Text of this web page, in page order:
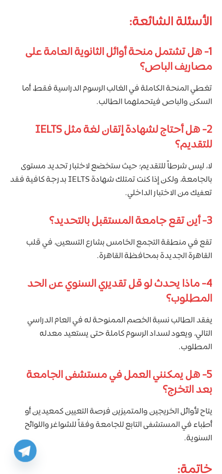
الأسئلة الشائعة:
1- هل تشتمل منحة أوائل الثانوية العامة على
مصاريف الباص؟
تغطي المنحة الكاملة في الغالب الرسوم الدراسية فقط، أما
السكن والباص فيتحملهما الطالب.
2-
هل أحتاج لشهادة إتقان لغة مثل IELTS
للتقديم؟
لا، ليس شرطاً للتقديم؛ حيث ستخضع لاختبار تحديد مستوى
بالجامعة، ولكن إذا كنت تمتلك شهادة IELTS بدرجة كافية فقد
تعفيك من الاختبار الداخلي.
3- أين تقع جامعة المستقبل بالتحديد؟
تقع في منطقة التجمع الخامس بشارع التسعين، في قلب
القاهرة الجديدة بمحافظة القاهرة.
4- ماذا يحدث لو قل تقديري السنوي عن الحد
المطلوب؟
يفقد الطالب نسبة الخصم الممنوحة له في العام الدراسي
التالي، ويعود لسداد الرسوم كاملة حتى يستعيد معدله
المطلوب.
5- هل يمكنني العمل في مستشفى الجامعة
بعد التخرج؟
يتاح لأوائل الخريجين والمتميزين فرصة التعيين كمعيدين أو
أطباء في المستشفى التابع للجامعة وفقاً للشواغر واللوائح
السنوية.
خاتمة: